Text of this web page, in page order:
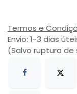
Termos e
Envio: 1-3 dias
(Salvo ruptura de